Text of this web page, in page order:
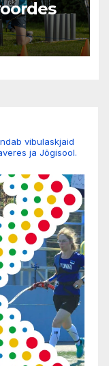
vibulaskjaid
ja Jõgisool.